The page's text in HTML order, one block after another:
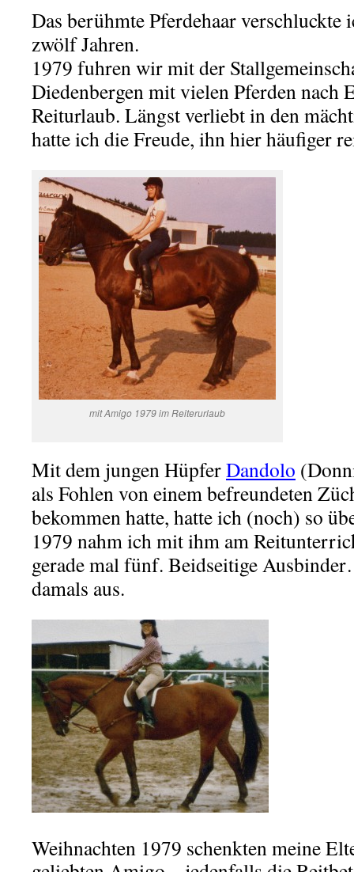
Das berühmte Pferdehaar verschluckte
zwölf Jahren.
1979 fuhren wir mit der
Diedenbergen mit vielen Pferden nach
Reiturlaub. Längst verliebt in den
hatte ich die Freude, ihn hier häufiger
mit Amigo 1979 im Reiterurlaub
Mit dem jungen HüpferDandolo
als Fohlen von einem befreundeten
bekommen hatte, hatte ich (noch) so
1979 nahm ich mit ihm am
gerade mal fünf. Beidseitige
damals aus.
Weihnachten 1979 schenkten meine